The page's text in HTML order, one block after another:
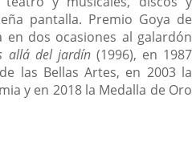
pantalla. Premio Goya de
dos ocasiones al galardón
allá del jardín(1996), en 1987
las Bellas Artes, en 2003 la
y en 2018 la Medalla de Oro